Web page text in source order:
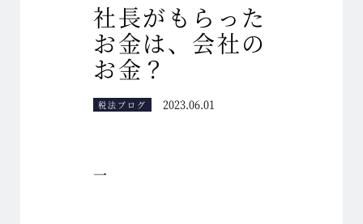
社長がもらった
お金は、会社の
お金？
税法ブログ 2023.06.01
一